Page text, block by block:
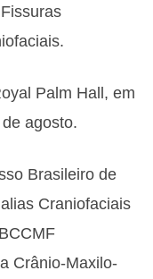
Palm Hall, em
agosto.
Brasileiro de
Craniofaciais
Crânio-Maxilo-